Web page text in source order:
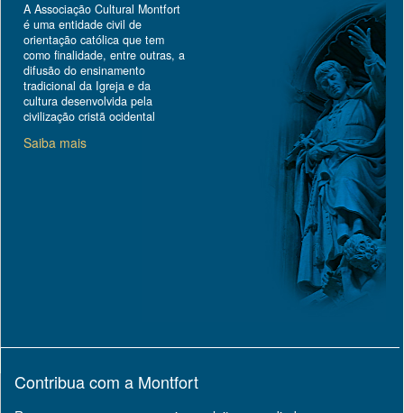
A Associação Cultural Montfort
é uma entidade civil de
orientação católica que tem
como finalidade, entre outras, a
difusão do ensinamento
tradicional da Igreja e da
cultura desenvolvida pela
civilização cristã ocidental
Saiba mais
Contribua com a Montfort